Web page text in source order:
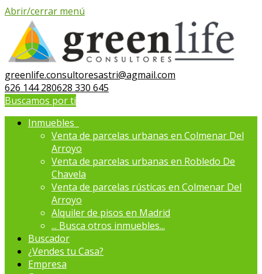
Abrir/cerrar menú
greenlife.consultoresastri@agmail.com
626 144 280628 330 645
Buscamos por ti
Inmuebles
Venta de parcelas urbanas en Colmenar Del
Arroyo
Venta de parcelas urbanas en Robledo De
Chavela
Venta de parcelas rústicas en Colmenar Del
Arroyo
Alquiler de pisos en Madrid
... Busca otros inmuebles...
Buscador
¿Vendes tu Casa?
Empresa